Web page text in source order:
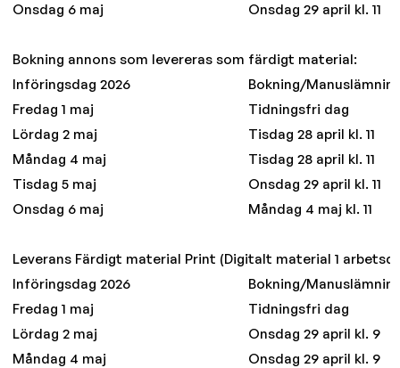
Onsdag 6 maj
Onsdag 29 april kl. 11
Bokning annons som levereras som färdigt material:
Införingsdag 2026
Bokning/
Fredag 1 maj
Tidningsfri dag
Lördag 2 maj
Tisdag 28 april kl. 11
Måndag 4 maj
Tisdag 28 april kl. 11
Tisdag 5 maj
Onsdag 29 april kl. 11
Onsdag 6 maj
Måndag 4 maj kl. 11
Leverans Färdigt material Print (Digitalt material 1
Införingsdag 2026
Bokning/
Fredag 1 maj
Tidningsfri dag
Lördag 2 maj
Onsdag 29 april kl. 9
Måndag 4 maj
Onsdag 29 april kl. 9